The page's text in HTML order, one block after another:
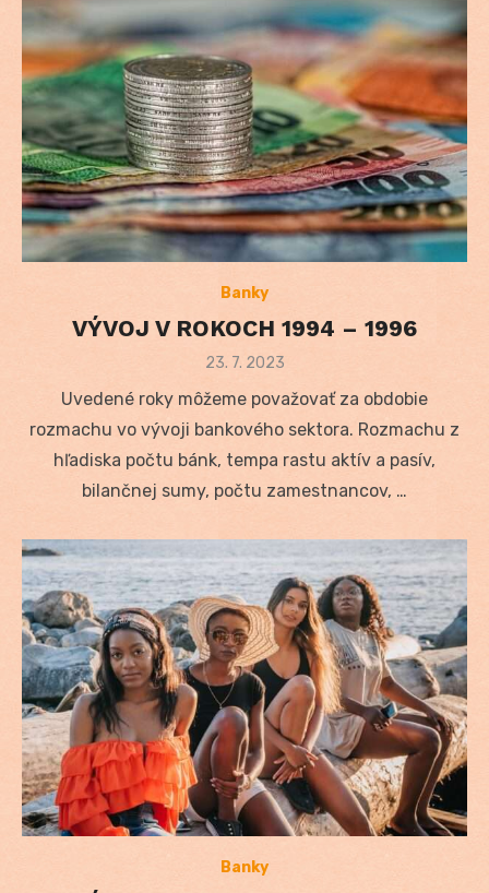
Banky
VÝVOJ V ROKOCH 1994 – 1996
Posted
23. 7. 2023
Uvedené roky môžeme považovať za obdobie
rozmachu vo vývoji bankového sektora. Rozmachu z
hľadiska počtu bánk, tempa rastu aktív a pasív,
bilančnej sumy, počtu zamestnancov, …
Banky